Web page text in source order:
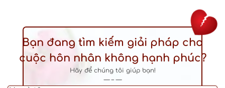
Bạn đang tìm kiếm giải pháp cho
cuộc hôn nhân không hạnh phúc?
Hãy để chúng tôi giúp bạn!
— – —